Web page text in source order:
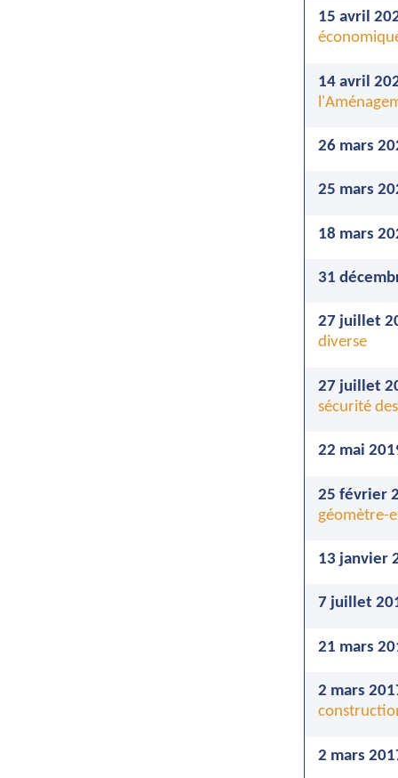
15 avril
14 avril
26 mars
25 mars
18 mars
31
27 juillet
diverse
27 juillet
sécurité
22 mai
25 février
géomètre-
13 janvier
7 juillet
21 mars
2 mars
2 mars